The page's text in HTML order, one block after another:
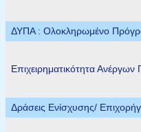
ΔΥΠΑ : Ολοκληρωμένο
Επιχειρηματικότητα
Δράσεις Ενίσχυσης/